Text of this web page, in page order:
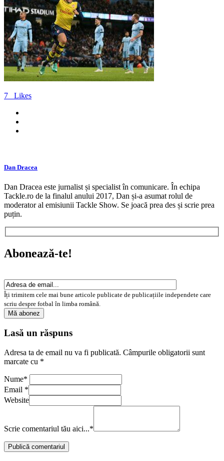
7 Likes
Dan Dracea
Dan Dracea este jurnalist și specialist în comunicare. În echipa
Tackle.ro de la finalul anului 2017, Dan și-a asumat rolul de
moderator al emisiunii Tackle Show. Se joacă prea des și scrie prea
puțin.
Abonează-te!
Îți trimitem cele mai bune articole publicate de publicațiile independete care
scriu despre fotbal în limba română.
Lasă un răspuns
Adresa ta de email nu va fi publicată. Câmpurile obligatorii sunt
marcate cu *
Nume*
Email *
Website
Scrie comentariul tău aici...*